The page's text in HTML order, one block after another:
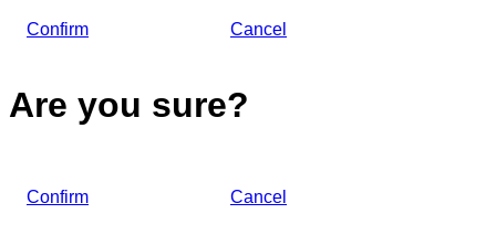
Confirm Cancel
Are you sure?
Confirm Cancel